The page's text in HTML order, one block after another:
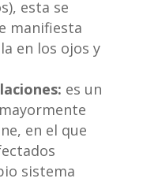
esta se
manifiesta
en los ojos y
es un
en el que
sistema